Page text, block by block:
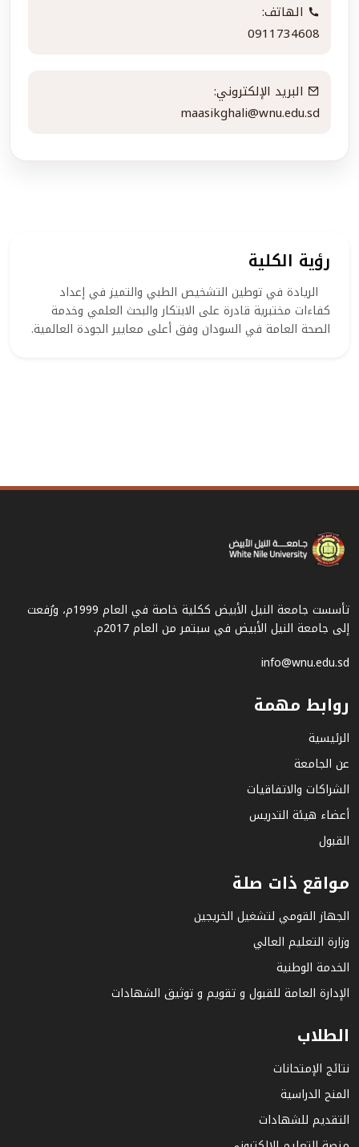
الهاتف:
0911734608
البريد الإلكتروني:
maasikghali@wnu.edu.sd
رؤية الكلية
الريادة في توطين التشخيص الطبي والتميز في إعداد
كفاءات مختبرية قادرة على الابتكار والبحث العلمي وخدمة
الصحة العامة في السودان وفق أعلى معايير الجودة العالمية.
تأسست جامعة النيل الأبيض ككلية خاصة في العام 1999م، ورُفعت
إلى جامعة النيل الأبيض في سبتمر من العام 2017م.
info@wnu.edu.sd
روابط مهمة
الرئيسية
عن الجامعة
الشراكات والاتفاقيات
أعضاء هيئة التدريس
القبول
مواقع ذات صلة
الجهاز القومي لتشغيل الخريجين
وزارة التعليم العالي
الخدمة الوطنية
الإدارة العامة للقبول و تقويم و توثيق الشهادات
الطلاب
نتائج الإمتحانات
المنح الدراسية
التقديم للشهادات